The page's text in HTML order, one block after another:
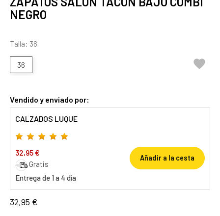
NEGRO
Talla: 36
36 
Vendido y enviado por:
CALZADOS LUQUE
32,95 €
Gratis
Entrega de 1 a 4 día
Añadir a la cesta
32,95 €